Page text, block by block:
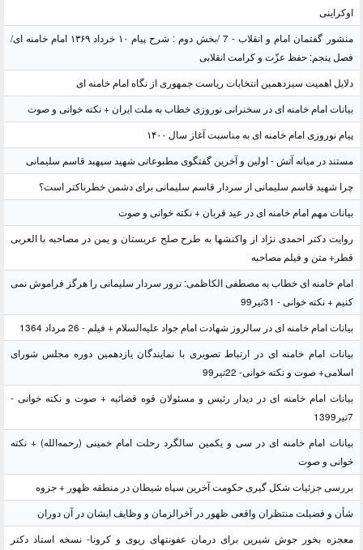
اوکراینی
منشور گفتمان امام و انقلاب - 7 /بخش دوم : شرح پیام ۱۰ خرداد ۱۳۶۹ امام خامنه ای/
فصل پنجم: حفظ عزّت و کرامت انقلابی
دلایل اهمیت سیزدهمین انتخابات ریاست جمهوری از نگاه امام خامنه ای
بیانات امام خامنه ای در سخنرانی نوروزی خطاب به ملت ایران + نکته خوانی و صوت
پیام نوروزی امام خامنه ای به مناسبت آغاز سال ۱۴۰۰
مستند در میانه آتش - اولین و آخرین گفتگوی مطبوعاتی شهید سپهبد قاسم سلیمانی
چرا شهید قاسم سلیمانی از سردار قاسم سلیمانی برای دشمن خطرناکتر است؟
بیانات مهم امام خامنه ای در عید قربان + نکته خوانی و صوت
روایت دکتر احمدی نژاد از واکنشها به طرح صلح عربستان و یمن در مصاحبه با العربی
قطر+ متن و فیلم مصاحبه
امام خامنه ای خطاب به مصطفی الکاظمی: ترور سردار سلیمانی را هرگز فراموش نمی
کنیم + نکته خوانی - 31تیر99
بیانات امام خامنه ای در سالروز شهادت امام جواد علیه‌السلام + فیلم - 26 مرداد 1364
بیانات امام خامنه ای در ارتباط تصویری با نمایندگان یازدهمین دوره مجلس شورای
اسلامی+ صوت و نکته خوانی- 22تیر99
بیانات امام خامنه ای در دیدار رئیس و مسئولان قوه قضائیه + صوت و نکته خوانی -
7تیر1399
بیانات امام خامنه ای در سی و یکمین سالگرد رحلت امام خمینی (رحمه‌الله) + نکته
خوانی و صوت
بررسی جزئیات شکل گیری حکومت آخرین سپاه شیطان در منطقه ظهور + جزوه
شأن و فضیلت منتظران واقعی ظهور در آخرالزمان و وظایف ایشان در آن دوران
معجزه بخور جوش شیرین برای درمان عفونتهای ریوی و کرونا- نسخه استاد دکتر